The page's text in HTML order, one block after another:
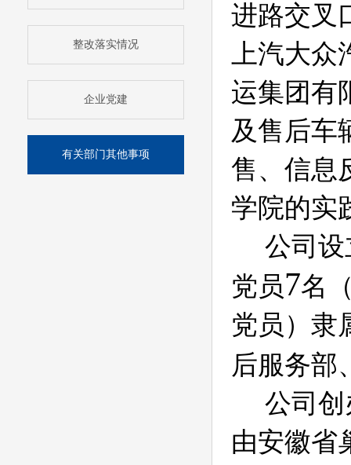
整改落实情况
企业党建
有关部门其他事项
进路交叉
上汽大
运集团有
及售后车
售、信息
学院的实
公司
党员7名
党员）隶
后服务部
公司
由安徽省